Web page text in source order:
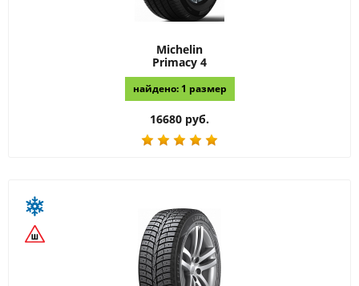
Michelin
Primacy 4
найдено: 1 размер
16680 руб.